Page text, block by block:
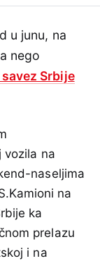
u junu, na
nego
Srbije
vozila na
naseljima
na
ka
prelazu
i na